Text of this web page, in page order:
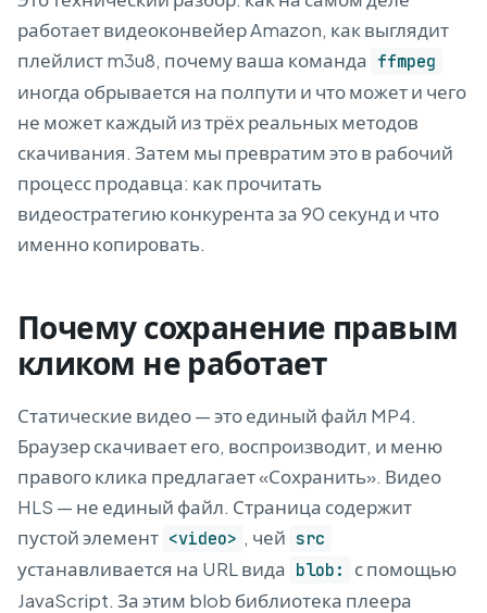
работает видеоконвейер Amazon, как выглядит
плейлист m3u8, почему ваша команда ffmpeg
иногда обрывается на полпути и что может и чего
не может каждый из трёх реальных методов
скачивания. Затем мы превратим это в рабочий
процесс продавца: как прочитать
видеостратегию конкурента за 90 секунд и что
именно копировать.
Почему сохранение правым
кликом не работает
Статические видео — это единый файл MP4.
Браузер скачивает его, воспроизводит, и меню
правого клика предлагает «Сохранить». Видео
HLS — не единый файл. Страница содержит
пустой элемент <video> , чей src
устанавливается на URL вида blob:
с помощью
JavaScript. За этим blob библиотека плеера